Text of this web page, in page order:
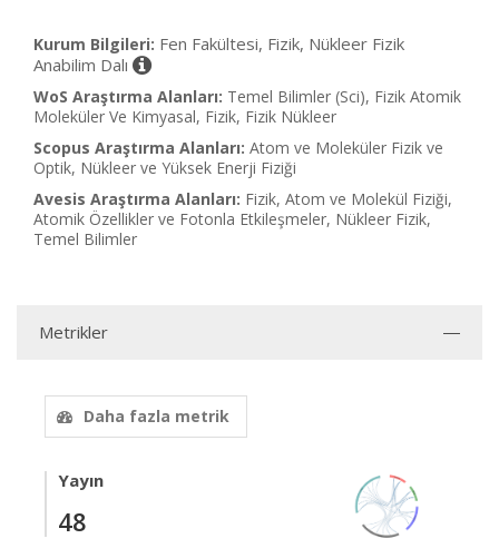
Kurum Bilgileri: Fen Fakültesi, Fizik, Nükleer Fizik
Anabilim Dalı
WoS Araştırma Alanları: Temel Bilimler (Sci), Fizik Atomik
Moleküler Ve Kimyasal, Fizik, Fizik Nükleer
Scopus Araştırma Alanları: Atom ve Moleküler Fizik ve
Optik, Nükleer ve Yüksek Enerji Fiziği
Avesis Araştırma Alanları: Fizik, Atom ve Molekül Fiziği,
Atomik Özellikler ve Fotonla Etkileşmeler, Nükleer Fizik,
Temel Bilimler
Metrikler
Daha fazla metrik
Yayın
48